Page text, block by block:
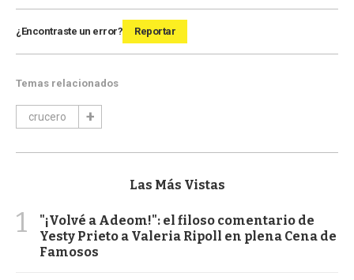
¿Encontraste un error? Reportar
Temas relacionados
crucero
Las Más Vistas
1
"¡Volvé a Adeom!": el filoso comentario de
Yesty Prieto a Valeria Ripoll en plena Cena de
Famosos